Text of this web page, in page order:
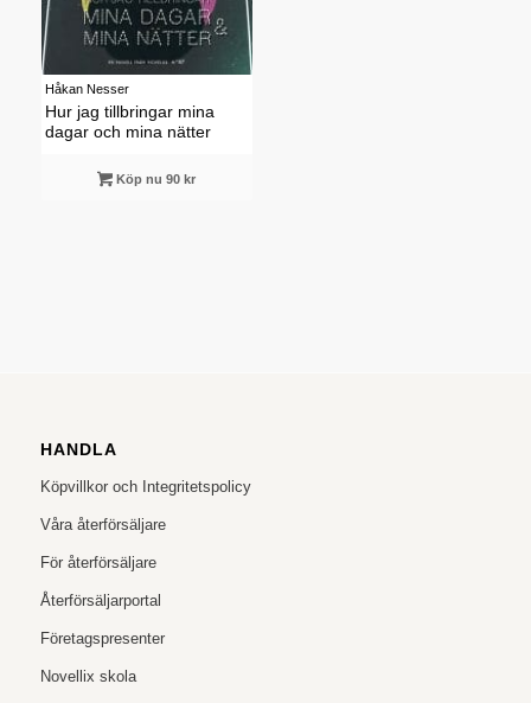
Håkan Nesser
Hur jag tillbringar mina
dagar och mina nätter
Köp nu 90 kr
HANDLA
Köpvillkor och Integritetspolicy
Våra återförsäljare
För återförsäljare
Återförsäljarportal
Företagspresenter
Novellix skola